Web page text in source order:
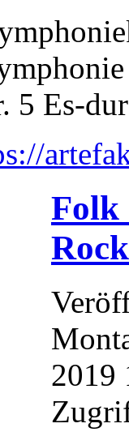
5 Es-
Folk
Rock
2019